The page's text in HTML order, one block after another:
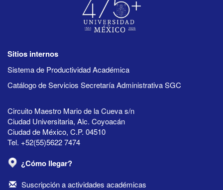
Sitios internos
Sistema de Productividad Académica
Catálogo de Servicios Secretaría Administrativa SGC
Circuito Maestro Mario de la Cueva s/n
Ciudad Universitaria, Alc. Coyoacán
Ciudad de México, C.P. 04510
Tel. +52(55)5622 7474
¿Cómo llegar?
Suscripción a actividades académicas